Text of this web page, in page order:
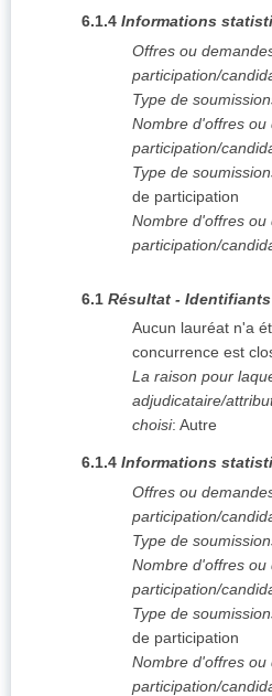
6.1.4 Informations
Offres ou
participation/
Type de
Nombre d'offres ou
participation/
Type de
de participation
Nombre d'offres ou
participation/
6.1 Résultat -
Aucun lauréat n'a
concurrence est
La raison pour
adjudicataire/
choisi: Autre
6.1.4 Informations
Offres ou
participation/
Type de
Nombre d'offres ou
participation/
Type de
de participation
Nombre d'offres ou
participation/